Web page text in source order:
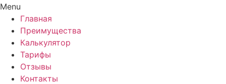
Menu
Главная
Преимущества
Калькулятор
Тарифы
Отзывы
Контакты